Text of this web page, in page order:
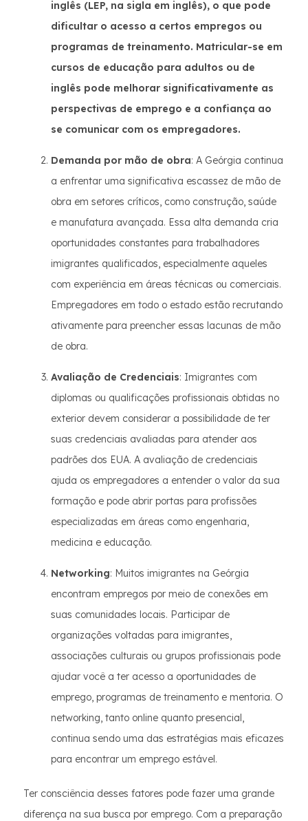
inglês (LEP, na sigla em inglês), o que pode
dificultar o acesso a certos empregos ou
programas de treinamento. Matricular-se em
cursos de educação para adultos ou de
inglês pode melhorar significativamente as
perspectivas de emprego e a confiança ao
se comunicar com os empregadores.
Demanda por mão de obra: A Geórgia continua
a enfrentar uma significativa escassez de mão de
obra em setores críticos, como construção, saúde
e manufatura avançada. Essa alta demanda cria
oportunidades constantes para trabalhadores
imigrantes qualificados, especialmente aqueles
com experiência em áreas técnicas ou comerciais.
Empregadores em todo o estado estão recrutando
ativamente para preencher essas lacunas de mão
de obra.
Avaliação de Credenciais: Imigrantes com
diplomas ou qualificações profissionais obtidas no
exterior devem considerar a possibilidade de ter
suas credenciais avaliadas para atender aos
padrões dos EUA. A avaliação de credenciais
ajuda os empregadores a entender o valor da sua
formação e pode abrir portas para profissões
especializadas em áreas como engenharia,
medicina e educação.
Networking: Muitos imigrantes na Geórgia
encontram empregos por meio de conexões em
suas comunidades locais. Participar de
organizações voltadas para imigrantes,
associações culturais ou grupos profissionais pode
ajudar você a ter acesso a oportunidades de
emprego, programas de treinamento e mentoria. O
networking, tanto online quanto presencial,
continua sendo uma das estratégias mais eficazes
para encontrar um emprego estável.
Ter consciência desses fatores pode fazer uma grande
diferença na sua busca por emprego. Com a preparação